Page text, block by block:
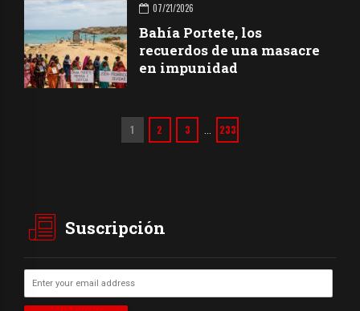
07/21/2026
Bahía Portete, los
recuerdos de una masacre
en impunidad
1 2 3 233
Suscripción